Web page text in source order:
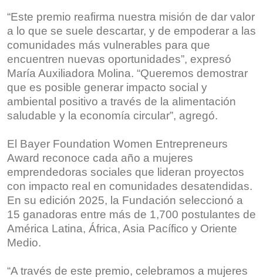
“Este premio reafirma nuestra misión de dar valor
a lo que se suele descartar, y de empoderar a las
comunidades más vulnerables para que
encuentren nuevas oportunidades”, expresó
María Auxiliadora Molina. “Queremos demostrar
que es posible generar impacto social y
ambiental positivo a través de la alimentación
saludable y la economía circular”, agregó.
El Bayer Foundation Women Entrepreneurs
Award reconoce cada año a mujeres
emprendedoras sociales que lideran proyectos
con impacto real en comunidades desatendidas.
En su edición 2025, la Fundación seleccionó a
15 ganadoras entre más de 1,700 postulantes de
América Latina, África, Asia Pacífico y Oriente
Medio.
“A través de este premio, celebramos a mujeres